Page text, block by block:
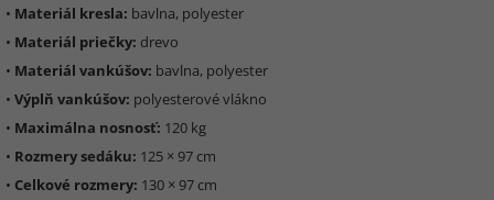
• Materiál kresla: bavlna, polyester
• Materiál priečky: drevo
• Materiál vankúšov: bavlna, polyester
• Výplň vankúšov: polyesterové vlákno
• Maximálna nosnosť: 120 kg
• Rozmery sedáku: 125 × 97 cm
• Celkové rozmery: 130 × 97 cm